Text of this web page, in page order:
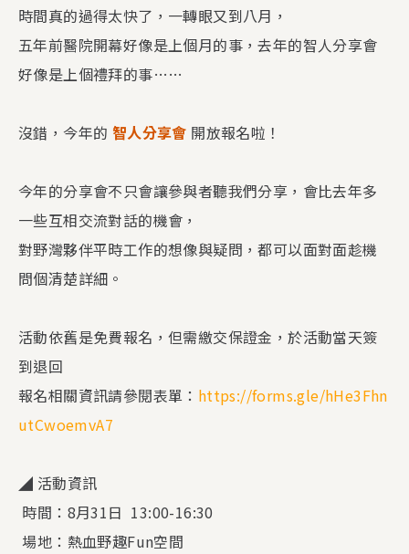
時間真的過得太快了，一轉眼又到八月，
五年前醫院開幕好像是上個月的事，去年的智人分享會
好像是上個禮拜的事……
沒錯，今年的 智人分享會 開放報名啦！
今年的分享會不只會讓參與者聽我們分享，會比去年多
一些互相交流對話的機會，
對野灣夥伴平時工作的想像與疑問，都可以面對面趁機
問個清楚詳細。
活動依舊是免費報名，但需繳交保證金，於活動當天簽
到退回
報名相關資訊請參閱表單： https://forms.gle/hHe3Fhn
utCwoemvA7
◢ 活動資訊
時間：8月31日 ​ 13:00-16:30
場地：熱血野趣Fun空間